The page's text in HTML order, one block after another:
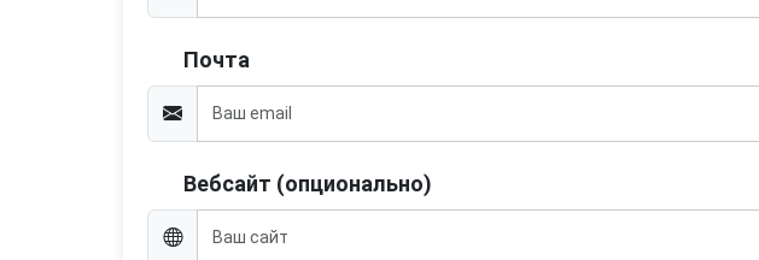
Почта
Вебсайт (опционально)